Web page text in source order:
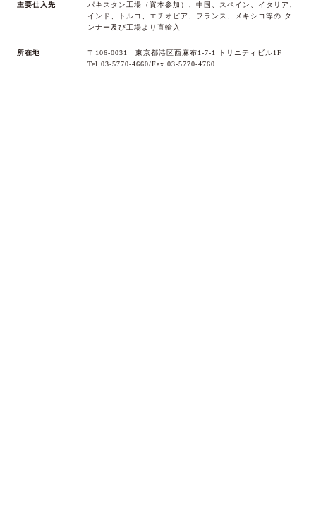
『アパレルの常識に縛られない対応力』
主要仕入先
パキスタン工場（資本参加）、中国、スペイン、イタリア、
インド、トルコ、エチオピア、フランス、メキシコ等の タ
ンナー及び工場より直輸入
所在地
〒106-0031 東京都港区西麻布1-7-1 トリニティビル1F
Tel 03-5770-4660/Fax 03-5770-4760